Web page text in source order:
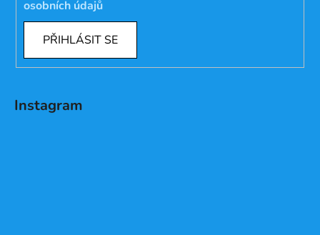
osobních údajů
PŘIHLÁSIT SE
Instagram